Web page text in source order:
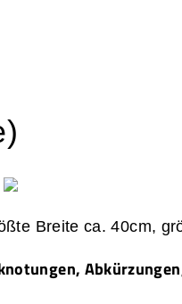
Breite ca. 40cm,